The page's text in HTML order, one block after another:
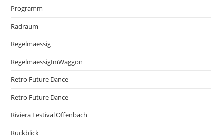
Programm
Radraum
Regelmaessig
RegelmaessigImWaggon
Retro Future Dance
Retro Future Dance
Riviera Festival Offenbach
Rückblick